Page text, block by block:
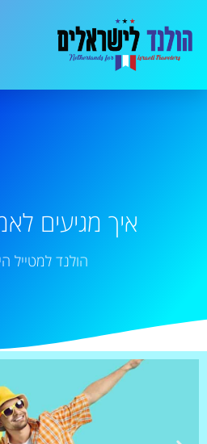
איך מגיעים
הולנד למטייל